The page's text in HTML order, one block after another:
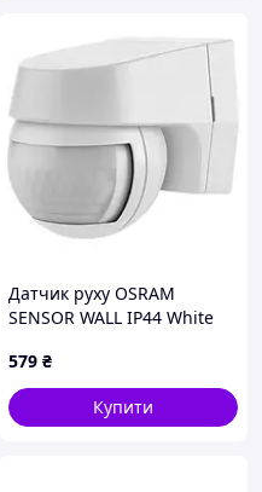
Датчик руху OSRAM
SENSOR WALL IP44 White
579 ₴
Купити